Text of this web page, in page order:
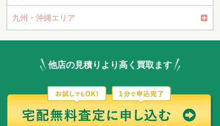
九州・沖縄エリア
他店の見積りより高く買取ます